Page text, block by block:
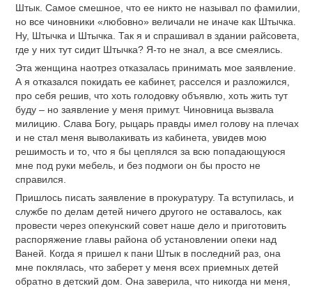
Штык. Самое смешное, что ее никто не называл по фамилии,
но все чиновники «любовно» величали не иначе как Штычка.
Ну, Штычка и Штычка. Так я и спрашивал в здании райсовета,
где у них тут сидит Штычка? Я-то не знал, а все смеялись.
Эта женщина наотрез отказалась принимать мое заявление.
А я отказался покидать ее кабинет, расселся и разложился,
про себя решив, что хоть голодовку объявлю, хоть жить тут
буду – но заявление у меня примут. Чиновница вызвала
милицию. Слава Богу, рыцарь правды имел голову на плечах
и не стал меня выволакивать из кабинета, увидев мою
решимость и то, что я бы цеплялся за всю попадающуюся
мне под руки мебель, и без подмоги он бы просто не
справился.
Пришлось писать заявление в прокуратуру. Та вступилась, и
службе по делам детей ничего другого не оставалось, как
провести через опекунский совет наше дело и приготовить
распоряжение главы района об установлении опеки над
Ваней. Когда я пришел к пани Штык в последний раз, она
мне поклялась, что заберет у меня всех приемных детей
обратно в детский дом. Она заверила, что никогда ни меня,